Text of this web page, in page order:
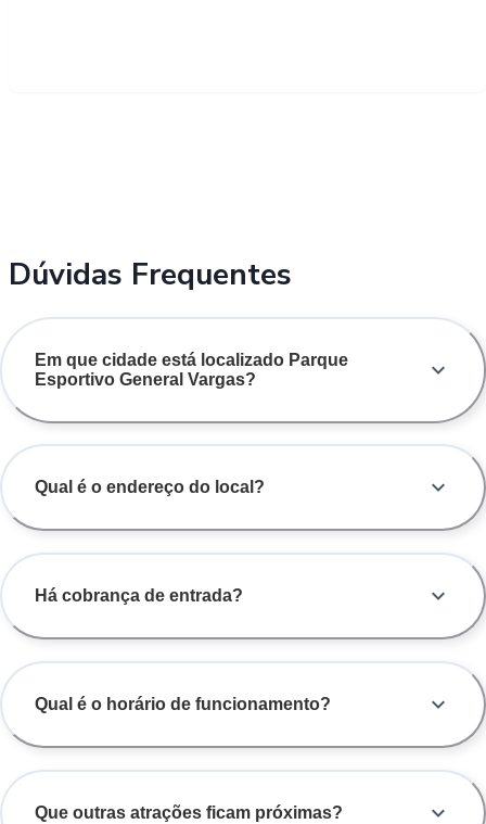
Dúvidas Frequentes
Em que cidade está localizado Parque
Esportivo General Vargas?
Qual é o endereço do local?
Há cobrança de entrada?
Qual é o horário de funcionamento?
Que outras atrações ficam próximas?